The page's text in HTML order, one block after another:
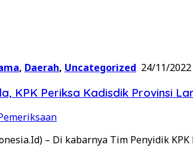
, Daerah, Uncategorized 24/11/2022
KPK Periksa Kadisdik Provinsi
– Di kabarnya Tim Penyidik